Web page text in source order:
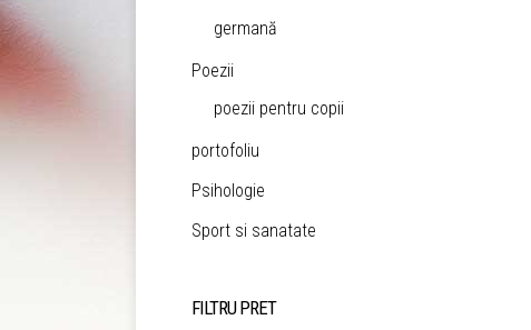
germană
Poezii
poezii pentru copii
portofoliu
Psihologie
Sport si sanatate
FILTRU PRET